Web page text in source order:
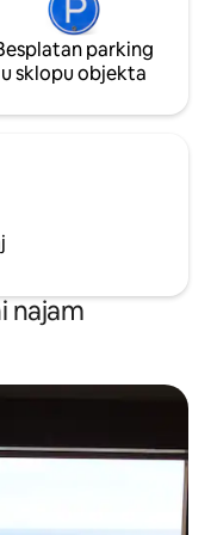
parking
u sklopu objekta
najam